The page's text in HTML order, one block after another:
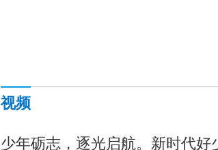
视频
少年砺志，逐光启航。新时代